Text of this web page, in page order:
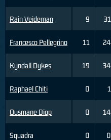
Rain Veideman
Francesco Pellegrino
Kyndall Dykes
Raphael Chiti
Ousmane Diop
Squadra
9 31
11 24
19 34
0 1
0 14
0 0